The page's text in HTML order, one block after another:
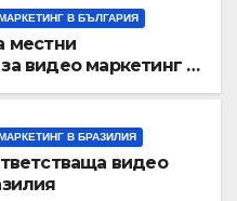
В БЪЛГАРИЯ
местни
видео маркетинг в
В БРАЗИЛИЯ
видео